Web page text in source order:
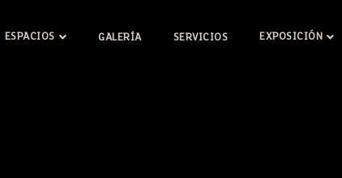
ESPACIOS GALERÍA SERVICIOS EXPOSICIÓN